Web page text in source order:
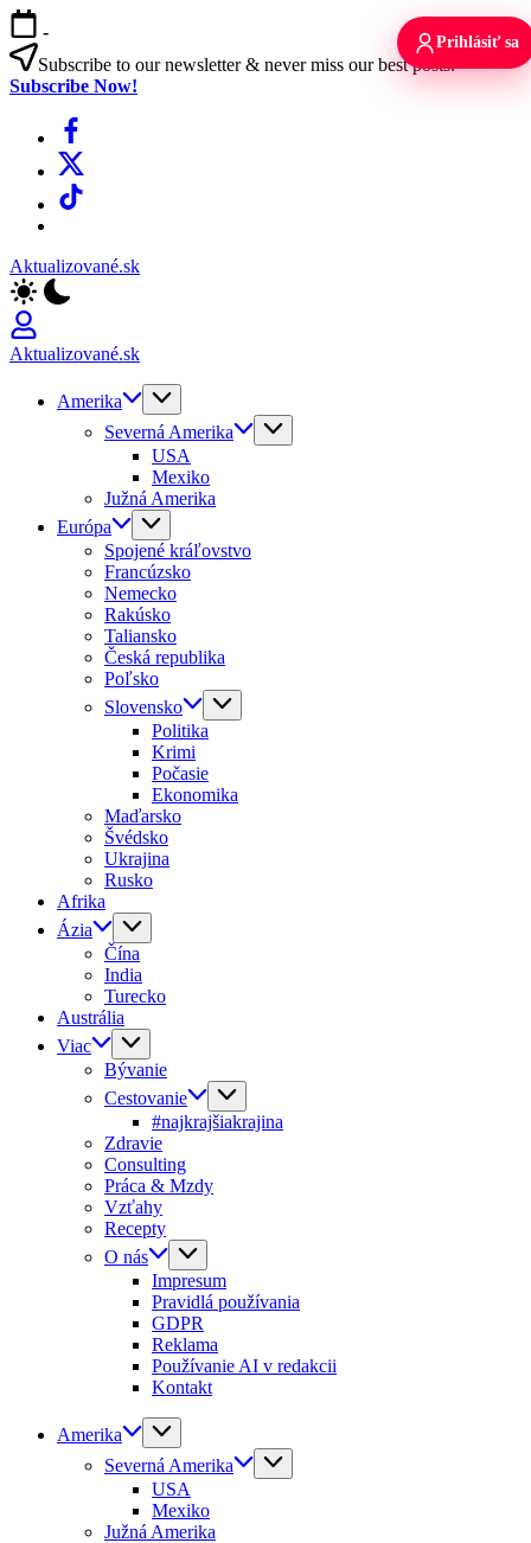
Skip
to
content
-
Subscribe to our newsletter & never miss our best posts.
Subscribe Now!
Facebook
X
TikTok
Aktualizované.sk
Aktualizované.sk
Amerika
Severná Amerika
USA
Mexiko
Južná Amerika
Európa
Spojené kráľovstvo
Francúzsko
Nemecko
Rakúsko
Taliansko
Česká republika
Poľsko
Slovensko
Politika
Krimi
Počasie
Ekonomika
Maďarsko
Švédsko
Ukrajina
Rusko
Afrika
Ázia
Čína
India
Turecko
Austrália
Viac
Bývanie
Cestovanie
#najkrajšiakrajina
Zdravie
Consulting
Práca & Mzdy
Vzťahy
Recepty
O nás
Impresum
Pravidlá používania
GDPR
Reklama
Používanie AI v redakcii
Kontakt
Amerika
Severná Amerika
USA
Mexiko
Južná Amerika
Prihlásiť sa